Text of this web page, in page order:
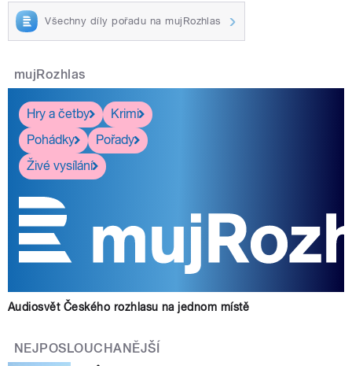
Všechny díly pořadu na mujRozhlas
mujRozhlas
Hry a četby
Krimi
Pohádky
Pořady
Živé vysílání
Audiosvět Českého rozhlasu na jednom místě
NEJPOSLOUCHANĚJŠÍ